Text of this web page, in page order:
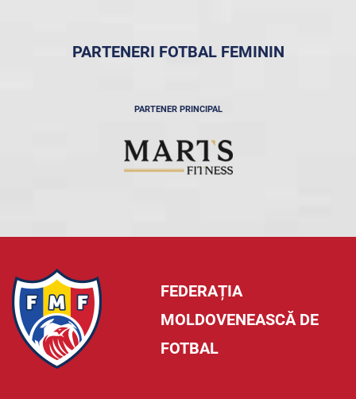
PARTENERI FOTBAL FEMININ
PARTENER PRINCIPAL
FEDERAȚIA
MOLDOVENEASCĂ DE
FOTBAL